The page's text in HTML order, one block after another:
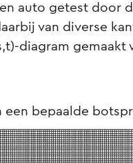
auto getest door
van diverse
diagram gemaakt
een bepaalde